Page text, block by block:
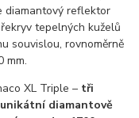
diamantový reflektor
tepelných kuželů
souvislou, rovnoměrně
mm.
XL Triple – tři
diamantově